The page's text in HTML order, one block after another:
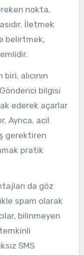
nokta,
İletmek
belirtmek,
alıcının
bilgisi
ederek açarlar
Ayrıca, acil
gerektiren
pratik
da göz
spam olarak
bilinmeyen
SMS